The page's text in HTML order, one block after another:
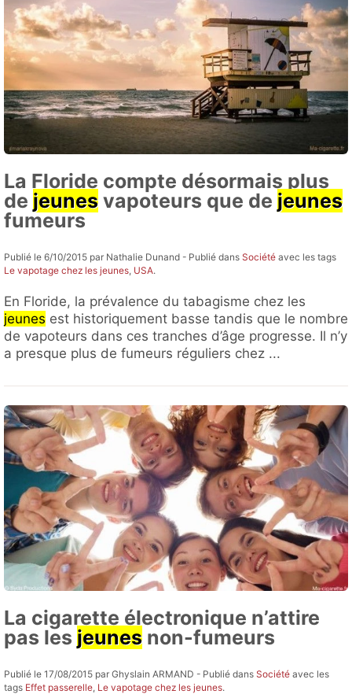
La Floride compte désormais plus
de jeunes vapoteurs que de jeunes
fumeurs
Publié le 6/10/2015 par Nathalie Dunand - Publié dans Société avec les tags
Le vapotage chez les jeunes, USA.
En Floride, la prévalence du tabagisme chez les
jeunes est historiquement basse tandis que le nombre
de vapoteurs dans ces tranches d’âge progresse. Il n’y
a presque plus de fumeurs réguliers chez ...
La cigarette électronique n’attire
pas les jeunes non-fumeurs
Publié le 17/08/2015 par Ghyslain ARMAND - Publié dans Société avec les
tags Effet passerelle Le vapotage chez les jeunes.